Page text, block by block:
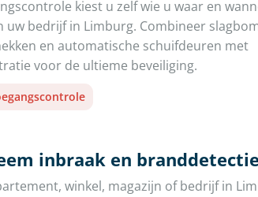
kiest u zelf wie u waar en
uw bedrijf in Limburg. Combineer
en automatische schuifdeuren met
voor de ultieme beveiliging.
inbraak en branddetectie
winkel, magazijn of bedrijf in